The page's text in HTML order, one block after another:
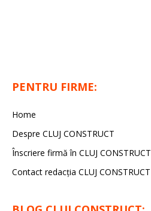
PENTRU FIRME:
Home
Despre CLUJ CONSTRUCT
Înscriere firmă în CLUJ CONSTRUCT
Contact redacția CLUJ CONSTRUCT